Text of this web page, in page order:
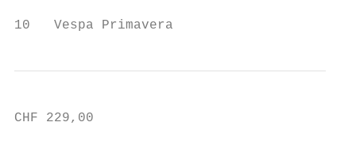
10   Vespa Primavera
CHF 229,00